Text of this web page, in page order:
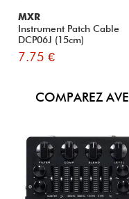
MXR
Instrument Patch Cable
DCP06J (15cm)
7.75 €
COMPAREZ